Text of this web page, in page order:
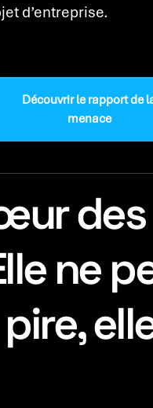
d’entreprise.
Découvrir le rapport de
menace
ne